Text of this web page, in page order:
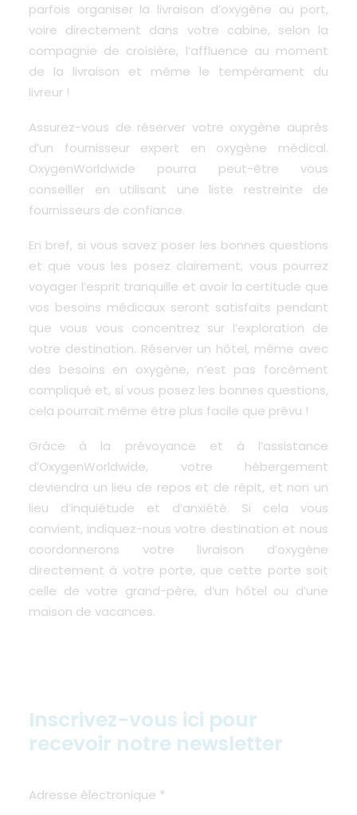
parfois organiser la livraison d’oxygène au port,
voire directement dans votre cabine, selon la
compagnie de croisière, l’affluence au moment
de la livraison et même le tempérament du
livreur !
Assurez-vous de réserver votre oxygène auprès
d’un fournisseur expert en oxygène médical.
OxygenWorldwide pourra peut-être vous
conseiller en utilisant une liste restreinte de
fournisseurs de confiance.
En bref, si vous savez poser les bonnes questions
et que vous les posez clairement, vous pourrez
voyager l’esprit tranquille et avoir la certitude que
vos besoins médicaux seront satisfaits pendant
que vous vous concentrez sur l’exploration de
votre destination. Réserver un hôtel, même avec
des besoins en oxygène, n’est pas forcément
compliqué et, si vous posez les bonnes questions,
cela pourrait même être plus facile que prévu !
Grâce à la prévoyance et à l’assistance
d’OxygenWorldwide, votre hébergement
deviendra un lieu de repos et de répit, et non un
lieu d’inquiétude et d’anxiété. Si cela vous
convient, indiquez-nous votre destination et nous
coordonnerons votre livraison d’oxygène
directement à votre porte, que cette porte soit
celle de votre grand-père, d’un hôtel ou d’une
maison de vacances.
Inscrivez-vous ici pour
recevoir notre newsletter
Adresse électronique *